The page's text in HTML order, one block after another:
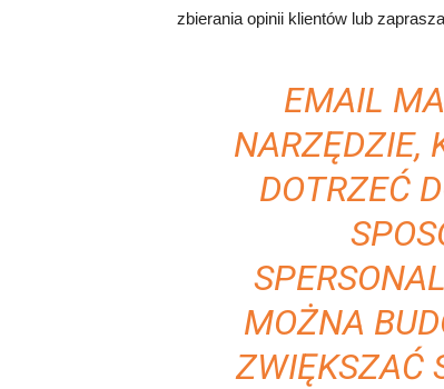
zbierania opinii klientów lub
EMAIL
NARZĘDZIE,
DOTRZEĆ
MOŻNA
ZWIĘKSZAĆ